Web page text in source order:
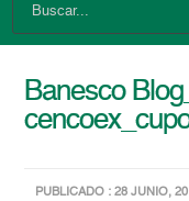
Banesco
PUBLICADO : 28 JUNIO,